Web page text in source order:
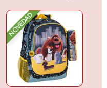
NOVEDAD